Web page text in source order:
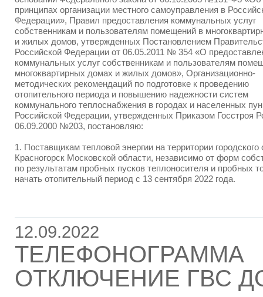
принципах организации местного самоуправления в
Федерации», Правил предоставления коммунальных услуг
собственникам и пользователям помещений в
и жилых домов, утвержденных Постановлением
Российской Федерации от 06.05.2011 № 354 «О
коммунальных услуг собственникам и пользователям
многоквартирных домах и жилых домов», Организационно-
методических рекомендаций по подготовке к проведению
отопительного периода и повышению надежности систем
коммунального теплоснабжения в городах и населенных
Российской Федерации, утвержденных Приказом Госстроя
06.09.2000 №203, постановляю:
1. Поставщикам тепловой энергии на территории городского
Красногорск Московской области, независимо от форм
по результатам пробных пусков теплоносителя и пробных
начать отопительный период с 13 сентября 2022 года.
12.09.2022
ТЕЛЕФОНОГРАММА
ОТКЛЮЧЕНИЕ ГВС